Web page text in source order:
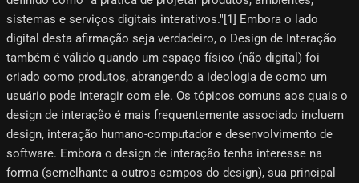
sistemas e serviços digitais interativos."[1]​ Embora o lado
digital desta afirmação seja verdadeiro, o Design de Interação
também é válido quando um espaço físico (não digital) foi
criado como produtos, abrangendo a ideologia de como um
usuário pode interagir com ele. Os tópicos comuns aos quais o
design de interação é mais frequentemente associado incluem
design, interação humano-computador e desenvolvimento de
software. Embora o design de interação tenha interesse na
forma (semelhante a outros campos do design), sua principal